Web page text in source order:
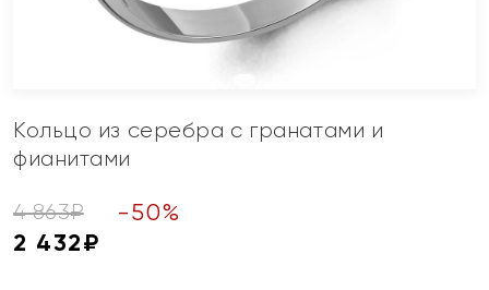
Кольцо из серебра с гранатами и
фианитами
4 863₽ -50%
2 432₽